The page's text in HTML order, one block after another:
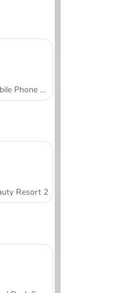
Mobile Phone Case Design & DIY
Resort 2